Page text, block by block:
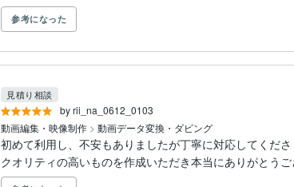
参考になった
by rii_na_0612_0103
見積り相談
動画編集・映像制作 > 動画データ変換・ダビング
初めて利用し、不安もありましたが丁寧に対応してくださ
クオリティの高いものを作成いただき本当にありがとうご